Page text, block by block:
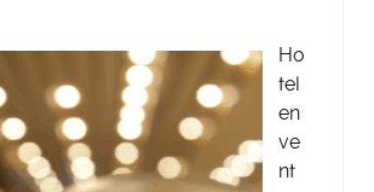
Ho
tel
en
ve
nt